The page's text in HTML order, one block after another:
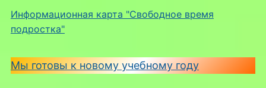
Информационная карта "Свободное время
подростка"
Мы готовы к новому учебному году